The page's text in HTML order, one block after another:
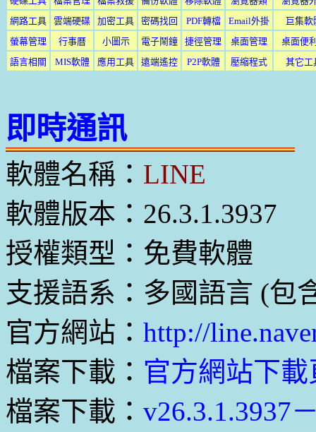
網路工具
雲端硬碟 加密工具 密碼找回 PDF轉檔 Email外掛
巨集軟
螢幕管理
行事曆 小圖示 電子鬧鐘 捷徑管理 桌面管理
桌面便
語言相關
MIS軟體 應用工具 遠端遙控 P2P軟體 壓縮程式 其它工
即時通訊
軟體名稱： LINE
軟體版本：26.3.1.3937
授權類型：免費軟體
支援語系：多國語言 (包
官方網站： http://
檔案下載： 官方網站下載
檔案下載： v26.3.1.3937